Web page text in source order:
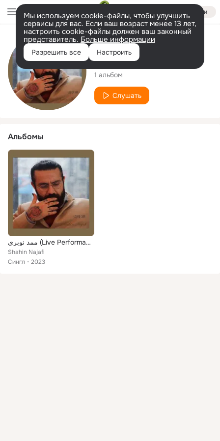
Войти
Мы используем cookie-файлы, чтобы улучшить
сервисы для вас. Если ваш возраст менее 13 лет,
настроить cookie-файлы должен ваш законный
представитель. Больше информации
Разрешить все Настроить
Исполнитель
Shahin Najafi
1 альбом
Слушать
Альбомы
ممد نوبری (Live Performance)
Shahin Najafi
Сингл
2023